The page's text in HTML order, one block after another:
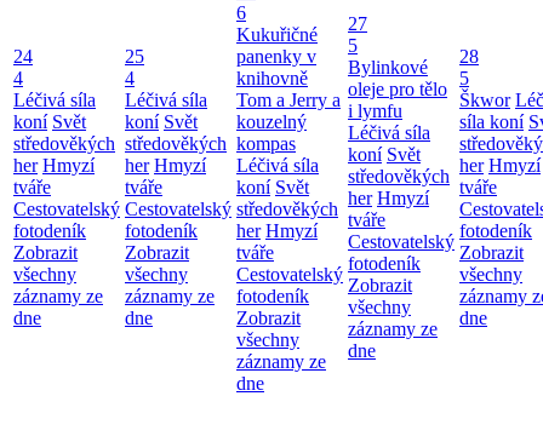
24
4
Léčivá síla
koní Svět
středověkých
her Hmyzí
tváře
Cestovatelský
fotodeník
Zobrazit
všechny
záznamy ze
dne
25
4
Léčivá síla
koní Svět
středověkých
her Hmyzí
tváře
Cestovatelský
fotodeník
Zobrazit
všechny
záznamy ze
dne
6
Kukuřičné
panenky v
knihovně
Tom a Jerry a
kouzelný
kompas
Léčivá síla
koní Svět
středověkých
her Hmyzí
tváře
Cestovatelský
fotodeník
Zobrazit
všechny
záznamy ze
dne
27
5
Bylinkové
oleje pro tělo
i lymfu
Léčivá síla
koní Svět
středověkých
her Hmyzí
tváře
Cestovatelský
fotodeník
Zobrazit
všechny
záznamy ze
dne
28
5
Škwor
síla koní
her Hmyzí
tváře
fotodeník
Zobrazit
všechny
záznamy
dne